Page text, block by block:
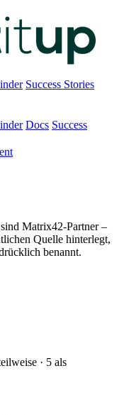
Success Stories
Docs Success
Matrix42-Partner –
Quelle hinterlegt,
benannt.
· 5 als